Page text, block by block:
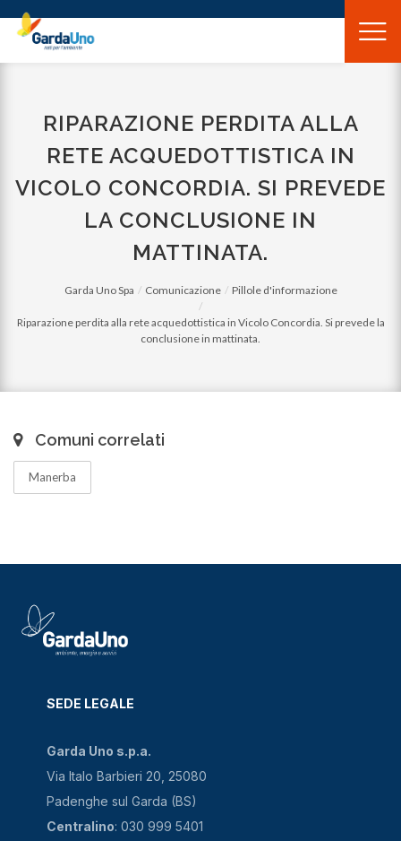
Gardauno
Spa
RIPARAZIONE PERDITA ALLA
RETE ACQUEDOTTISTICA IN
VICOLO CONCORDIA. SI PREVEDE
LA CONCLUSIONE IN
MATTINATA.
Garda Uno Spa Comunicazione Pillole d'informazione
Riparazione perdita alla rete acquedottistica in Vicolo Concordia. Si prevede la
conclusione in mattinata.
Comuni correlati
Manerba
SEDE LEGALE
Garda Uno s.p.a.
Via Italo Barbieri 20, 25080
Padenghe sul Garda (BS)
Centralino: 030 999 5401